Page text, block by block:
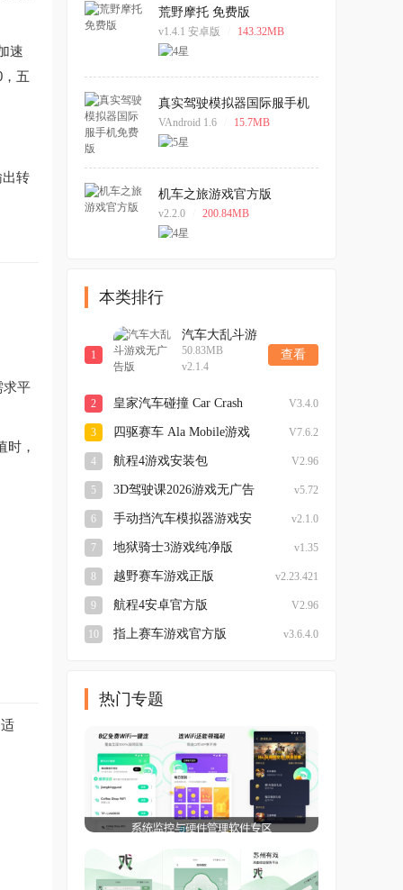
速
五
转
求平
时，
荒野摩托 免费版
v1.4.1 安卓版 143.32MB
真实驾驶模拟器国际服手机
免费版
VAndroid 1.6 15.7MB
机车之旅游戏官方版
v2.2.0 200.84MB
本类排行
1
汽车大乱斗游
戏无广告版
50.83MB
v2.1.4
查看
2
皇家汽车碰撞 Car Crash
V3.4.0
3
四驱赛车 Ala Mobile游戏
V7.6.2
4 航程4游戏安装包 V2.96
5
3D驾驶课2026游戏无广告
v5.72
6
手动挡汽车模拟器游戏安
v2.1.0
7 地狱骑士3游戏纯净版 v1.35
8 越野赛车游戏正版 v2.23.421
9 航程4安卓官方版 V2.96
10 指上赛车游戏官方版 v3.6.4.0
热门专题